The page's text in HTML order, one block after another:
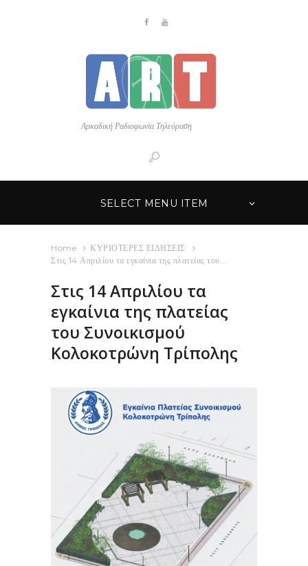
Αρκαδική Ραδιοφωνία Τηλεόραση
SELECT MENU ITEM
Home
ΚΥΡΙΟΤΕΡΕΣ ΕΙΔΗΣΕΙΣ
Στις 14 Απριλίου τα εγκαίνια της πλατείας του...
Στις 14 Απριλίου τα
εγκαίνια της πλατείας
του Συνοικισμού
Κολοκοτρώνη Τρίπολης